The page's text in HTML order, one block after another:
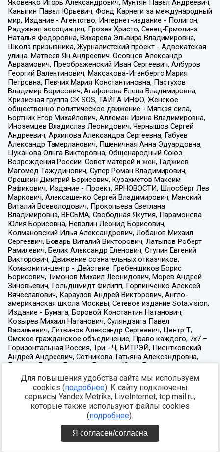
Для повышения удобства сайта мы используем
cookies (подробнее). К сайту подключены
сервисы Yandex.Metrika, LiveInternet, top.mail.ru,
которые также используют файлы cookies
(подробнее).
Я согласен/согласна